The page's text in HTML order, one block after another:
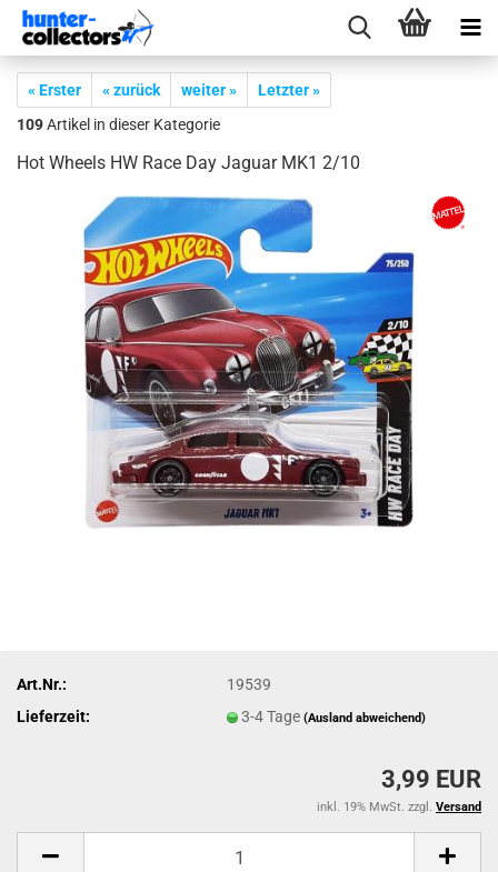
« Erster « zurück weiter »
Letzter »
109Artikel in dieser Kategorie
Hot Wheels HW Race Day Ja­gu­ar MK1 2/10
Art.Nr.:
19539
Lieferzeit:
3-4 Tage(Ausland abweichend)
3,99 EUR
inkl. 19% MwSt. zzgl. Versand